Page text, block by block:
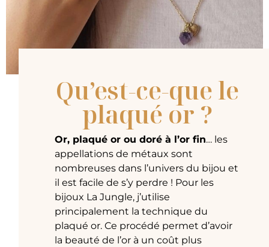
Qu’est-ce-que le
plaqué or ?
Or, plaqué or ou doré à l’or fin… les
appellations de métaux sont
nombreuses dans l’univers du bijou et
il est facile de s’y perdre ! Pour les
bijoux La Jungle, j’utilise
principalement la technique du
plaqué or. Ce procédé permet d’avoir
la beauté de l’or à un coût plus